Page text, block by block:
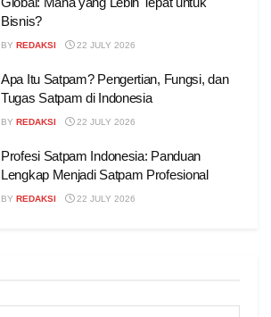
Bisnis?
BY REDAKSI 22 JULY 2026
Apa Itu Satpam? Pengertian, Fungsi, dan
Tugas Satpam di Indonesia
BY REDAKSI 22 JULY 2026
Profesi Satpam Indonesia: Panduan
Lengkap Menjadi Satpam Profesional
BY REDAKSI 22 JULY 2026